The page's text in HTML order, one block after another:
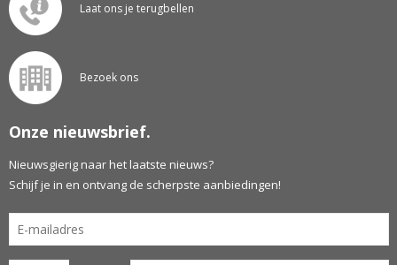
Laat ons je terugbellen
Bezoek ons
Onze nieuwsbrief.
Nieuwsgierig naar het laatste nieuws?
Schijf je in en ontvang de scherpste aanbiedingen!